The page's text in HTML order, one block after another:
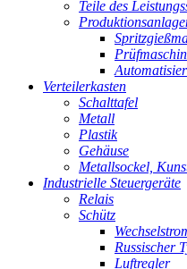
Teile des
Verteilerkasten
Schalttafel
Metall
Plastik
Gehäuse
Metallsockel,
Industrielle Steuergeräte
Relais
Schütz
Russischer
Luftregler